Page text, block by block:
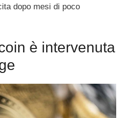
dopo mesi di poco
è intervenuta